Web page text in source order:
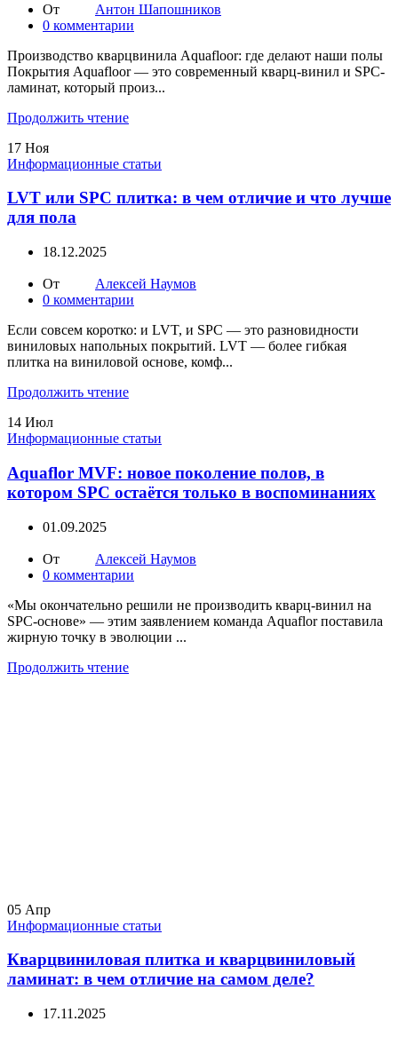
От
Антон Шапошников
0 комментарии
Производство кварцвинила Aquafloor: где делают наши полы
Покрытия Aquafloor — это современный кварц-винил и SPC-
ламинат, который произ...
Продолжить чтение
17 Ноя
Информационные статьи
LVT или SPC плитка: в чем отличие и что лучше
для пола
18.12.2025
От
Алексей Наумов
0 комментарии
Если совсем коротко: и LVT, и SPC — это разновидности
виниловых напольных покрытий. LVT — более гибкая
плитка на виниловой основе, комф...
Продолжить чтение
14 Июл
Информационные статьи
Aquaflor MVF: новое поколение полов, в
котором SPC остаётся только в воспоминаниях
01.09.2025
От
Алексей Наумов
0 комментарии
«Мы окончательно решили не производить кварц-винил на
SPC-основе» — этим заявлением команда Aquaflor поставила
жирную точку в эволюции ...
Продолжить чтение
05 Апр
Информационные статьи
Кварцвиниловая плитка и кварцвиниловый
ламинат: в чем отличие на самом деле?
17.11.2025